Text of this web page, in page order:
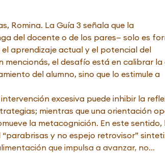
Romina. La Guía 3 señala que la
del docente o de los pares— solo es
aprendizaje actual y el potencial del
mencionás, el desafío está en calibrar la
del alumno, sino que lo estimule a
excesiva puede inhibir la
mientras que una orientación
la metacognición. En este sentido,
y no espejo retrovisor”
que impulsa a avanzar, no…